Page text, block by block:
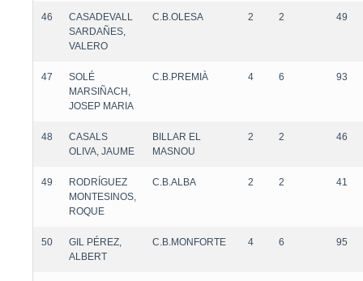
46
CASADEVALL
SARDAÑES,
VALERO
C.B.OLESA 2 2 49
47
SOLÉ
MARSIÑACH,
JOSEP MARIA
C.B.PREMIÀ 4 6 93
48
CASALS
OLIVA, JAUME
BILLAR EL
MASNOU
2 2 46
49
RODRÍGUEZ
MONTESINOS,
ROQUE
C.B.ALBA 2 2 41
50
GIL PÉREZ,
ALBERT
C.B.MONFORTE 4 6 95